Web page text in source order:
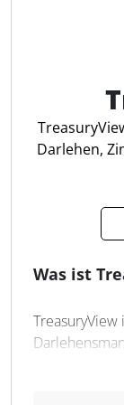
mobile oder
vollständig
Kunden-
API-
Multi-
Plaid
Echtzeit-
Konto-
Darlehen,
Was ist